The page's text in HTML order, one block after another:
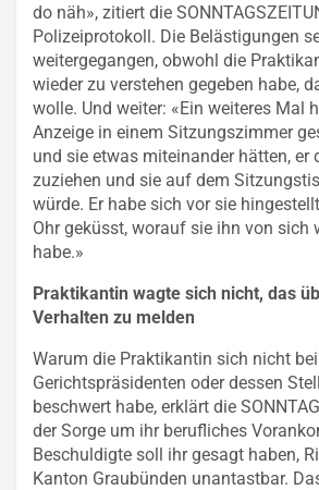
do näh», zitiert die
Polizeiprotokoll. Die Belästigungen
weitergegangen, obwohl die
wieder zu verstehen gegeben habe,
wolle. Und weiter: «Ein weiteres Mal
Anzeige in einem Sitzungszimmer
und sie etwas miteinander hätten, er
zuziehen und sie auf dem
würde. Er habe sich vor sie
Ohr geküsst, worauf sie ihn von sich
habe.»
Praktikantin wagte sich nicht, das
Verhalten zu melden
Warum die Praktikantin sich nicht
Gerichtspräsidenten oder dessen
beschwert habe, erklärt die
der Sorge um ihr berufliches
Beschuldigte soll ihr gesagt haben,
Kanton Graubünden unantastbar.